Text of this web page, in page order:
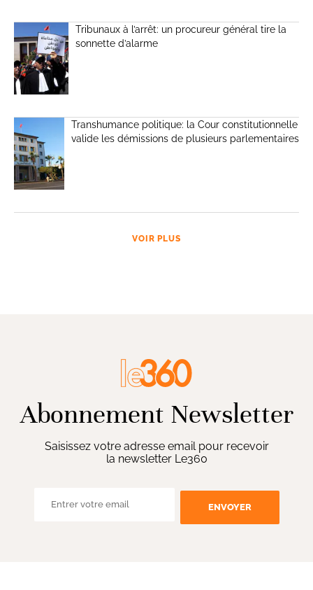
Tribunaux à l’arrêt: un procureur général tire la
sonnette d’alarme
Transhumance politique: la Cour constitutionnelle
valide les démissions de plusieurs parlementaires
VOIR PLUS
Abonnement Newsletter
Saisissez votre adresse email pour recevoir
la newsletter Le360
ENVOYER